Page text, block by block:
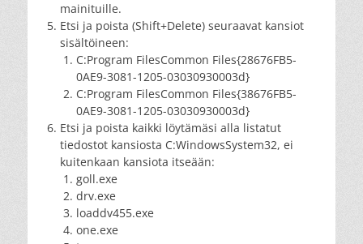
mainituille.
Etsi ja poista (Shift+Delete) seuraavat kansiot
sisältöineen:
C:Program FilesCommon Files{28676FB5-
0AE9-3081-1205-03030930003d}
C:Program FilesCommon Files{38676FB5-
0AE9-3081-1205-03030930003d}
Etsi ja poista kaikki löytämäsi alla listatut
tiedostot kansiosta C:WindowsSystem32, ei
kuitenkaan kansiota itseään:
goll.exe
drv.exe
loaddv455.exe
one.exe